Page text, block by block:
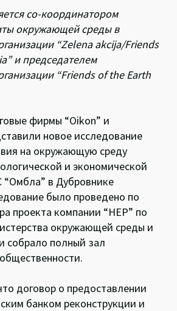
со-координатором
окружающей среды в
“Zelena akcija/Friends
и председателем
“Friends of the Earth
фирмы “Oikon” и
новое исследование
на окружающую среду
и экономической
“Омбла” в Дубровнике
было проведено по
проекта компании “НЕР” по
окружающей среды и
собрало полный зал
договор о предоставлении
банком реконструкции и